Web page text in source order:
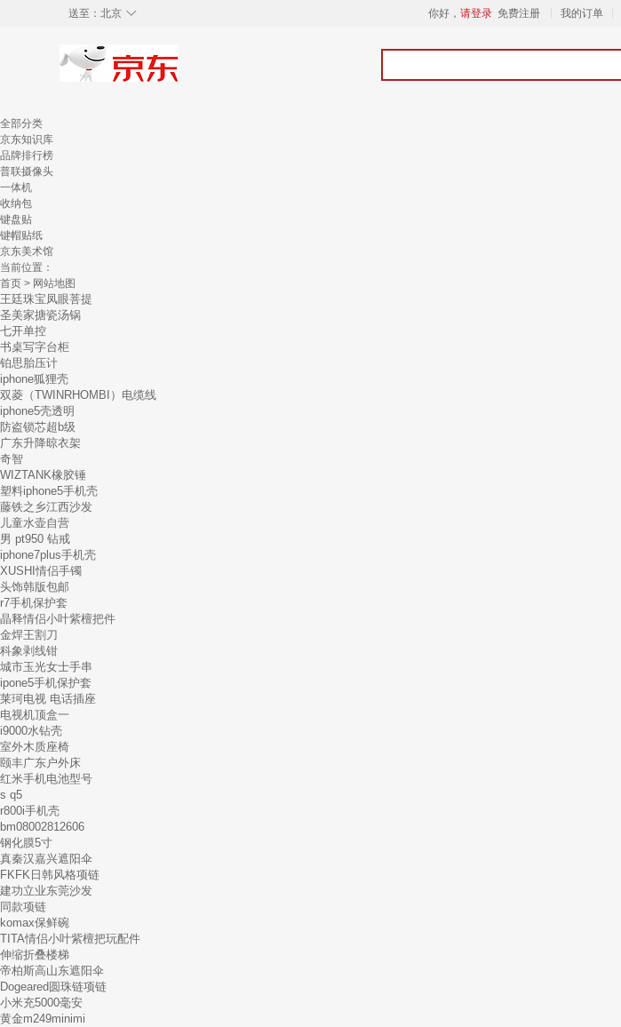
◇
送至： 北京 你好， 请登录 免费注册 我的订单
全部分类
京东知识库
品牌排行榜
普联摄像头
一体机
收纳包
键盘贴
键帽贴纸
京东美术馆
当前位置：
首页 > 网站地图
王廷珠宝凤眼菩提
圣美家搪瓷汤锅
七开单控
书桌写字台柜
铂思胎压计
iphone狐狸壳
双菱（TWINRHOMBI）电缆线
iphone5壳透明
防盗锁芯超b级
广东升降晾衣架
奇智
WIZTANK橡胶锤
塑料iphone5手机壳
藤铁之乡江西沙发
儿童水壶自营
男 pt950 钻戒
iphone7plus手机壳
XUSHI情侣手镯
头饰韩版包邮
r7手机保护套
晶释情侣小叶紫檀把件
金焊王割刀
科象剥线钳
城市玉光女士手串
ipone5手机保护套
莱珂电视 电话插座
电视机顶盒一
i9000水钻壳
室外木质座椅
颐丰广东户外床
红米手机电池型号
s q5
r800i手机壳
bm08002812606
钢化膜5寸
真秦汉嘉兴遮阳伞
FKFK日韩风格项链
建功立业东莞沙发
同款项链
komax保鲜碗
TITA情侣小叶紫檀把玩配件
伸缩折叠楼梯
帝柏斯高山东遮阳伞
Dogeared圆珠链项链
小米充5000毫安
黄金m249minimi